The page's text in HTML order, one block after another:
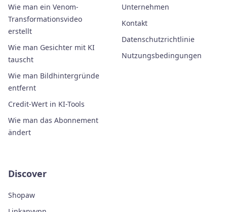
Wie man ein Venom-
Transformationsvideo
erstellt
Wie man Gesichter mit KI
tauscht
Wie man Bildhintergründe
entfernt
Credit-Wert in KI-Tools
Wie man das Abonnement
ändert
Unternehmen
Kontakt
Datenschutzrichtlinie
Nutzungsbedingungen
Discover
Shopaw